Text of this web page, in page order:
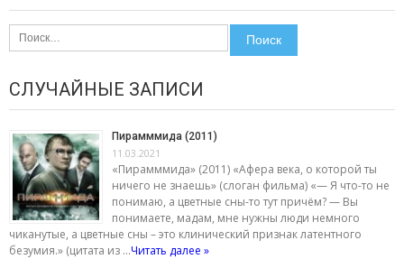
Найти:
СЛУЧАЙНЫЕ ЗАПИСИ
Пирамммида (2011)
11.03.2021
«Пирамммида» (2011) «Афера века, о которой ты
ничего не знаешь» (слоган фильма) «— Я что-то не
понимаю, а цветные сны-то тут причём? — Вы
понимаете, мадам, мне нужны люди немного
чиканутые, а цветные сны – это клинический признак латентного
безумия.» (цитата из …Читать далее »